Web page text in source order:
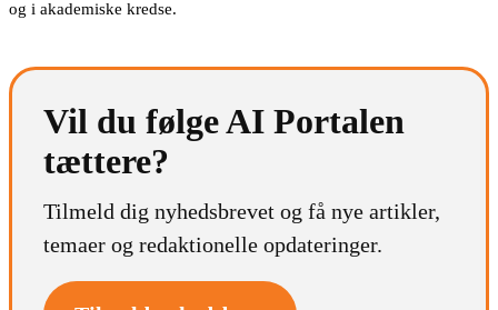
og i akademiske kredse.
Vil du følge AI Portalen
tættere?
Tilmeld dig nyhedsbrevet og få nye artikler,
temaer og redaktionelle opdateringer.